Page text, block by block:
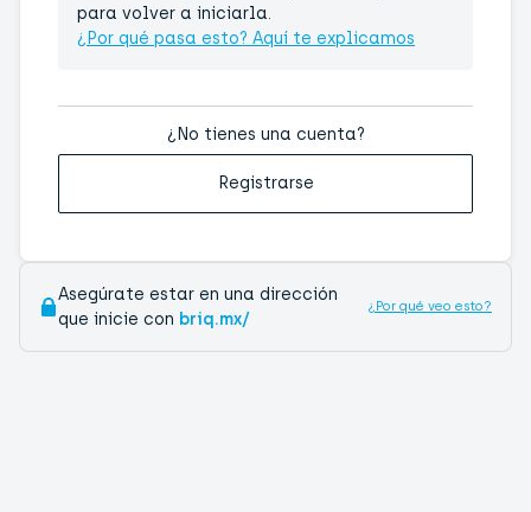
para volver a iniciarla.
¿Por qué pasa esto? Aquí te explicamos
¿No tienes una cuenta?
Registrarse
Asegúrate estar en una dirección
que inicie con briq.mx/
¿Por qué veo esto?